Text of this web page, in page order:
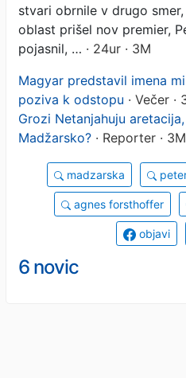
stvari obrnile v drugo
oblast prišel nov premier,
pojasnil, … · 24ur · 3M
Magyar predstavil imena
poziva k odstopu · Večer ·
Grozi Netanjahuju
Madžarsko? · Reporter · 3M
madzarska
agnes forsthoffer
objavi
6 novic